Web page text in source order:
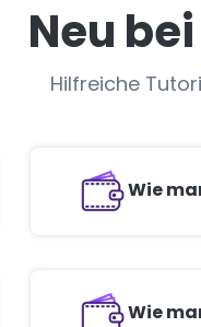
Neu
Hilfreiche
Wie
Wie